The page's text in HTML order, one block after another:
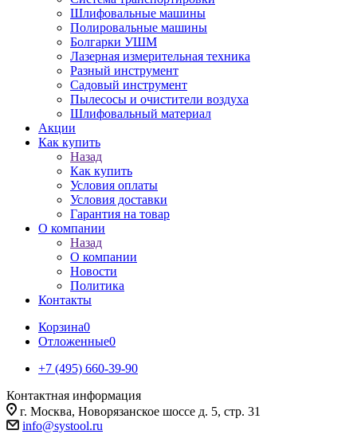
Шлифовальные машины
Полировальные машины
Болгарки УШМ
Лазерная измерительная техника
Разный инструмент
Садовый инструмент
Пылесосы и очистители воздуха
Шлифовальный материал
Акции
Как купить
Назад
Как купить
Условия оплаты
Условия доставки
Гарантия на товар
О компании
Назад
О компании
Новости
Политика
Контакты
Корзина0
Отложенные0
+7 (495) 660-39-90
Контактная информация
г. Москва, Новорязанское шоссе д. 5, стр. 31
info@systool.ru